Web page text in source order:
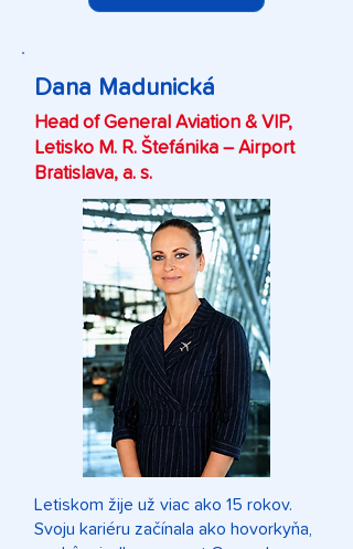
Dana Madunická
Head of General Aviation & VIP,
Letisko M. R. Štefánika – Airport
Bratislava, a. s.
Letiskom žije už viac ako 15 rokov.
Svoju kariéru začínala ako hovorkyňa,